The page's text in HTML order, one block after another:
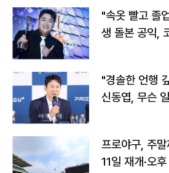
"속옷 빨고 졸
생 돌본 공익,
"경솔한 언행
신동엽, 무슨
프로야구, 주
11일 재개·오